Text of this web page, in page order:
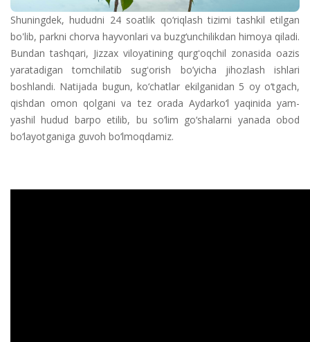
Shuningdek, hududni 24 soatlik qo‘riqlash tizimi tashkil etilgan
bo'lib, parkni chorva hayvonlari va buzg‘unchilikdan himoya qiladi.
Bundan tashqari, Jizzax viloyatining qurgʻoqchil zonasida oazis
yaratadigan tomchilatib sugʻorish bo’yicha jihozlash ishlari
boshlandi. Natijada bugun, ko‘chatlar ekilganidan 5 oy o‘tgach,
qishdan omon qolgani va tez orada Aydarko‘l yaqinida yam-
yashil hudud barpo etilib, bu so‘lim go‘shalarni yanada obod
bo‘layotganiga guvoh bo‘lmoqdamiz.